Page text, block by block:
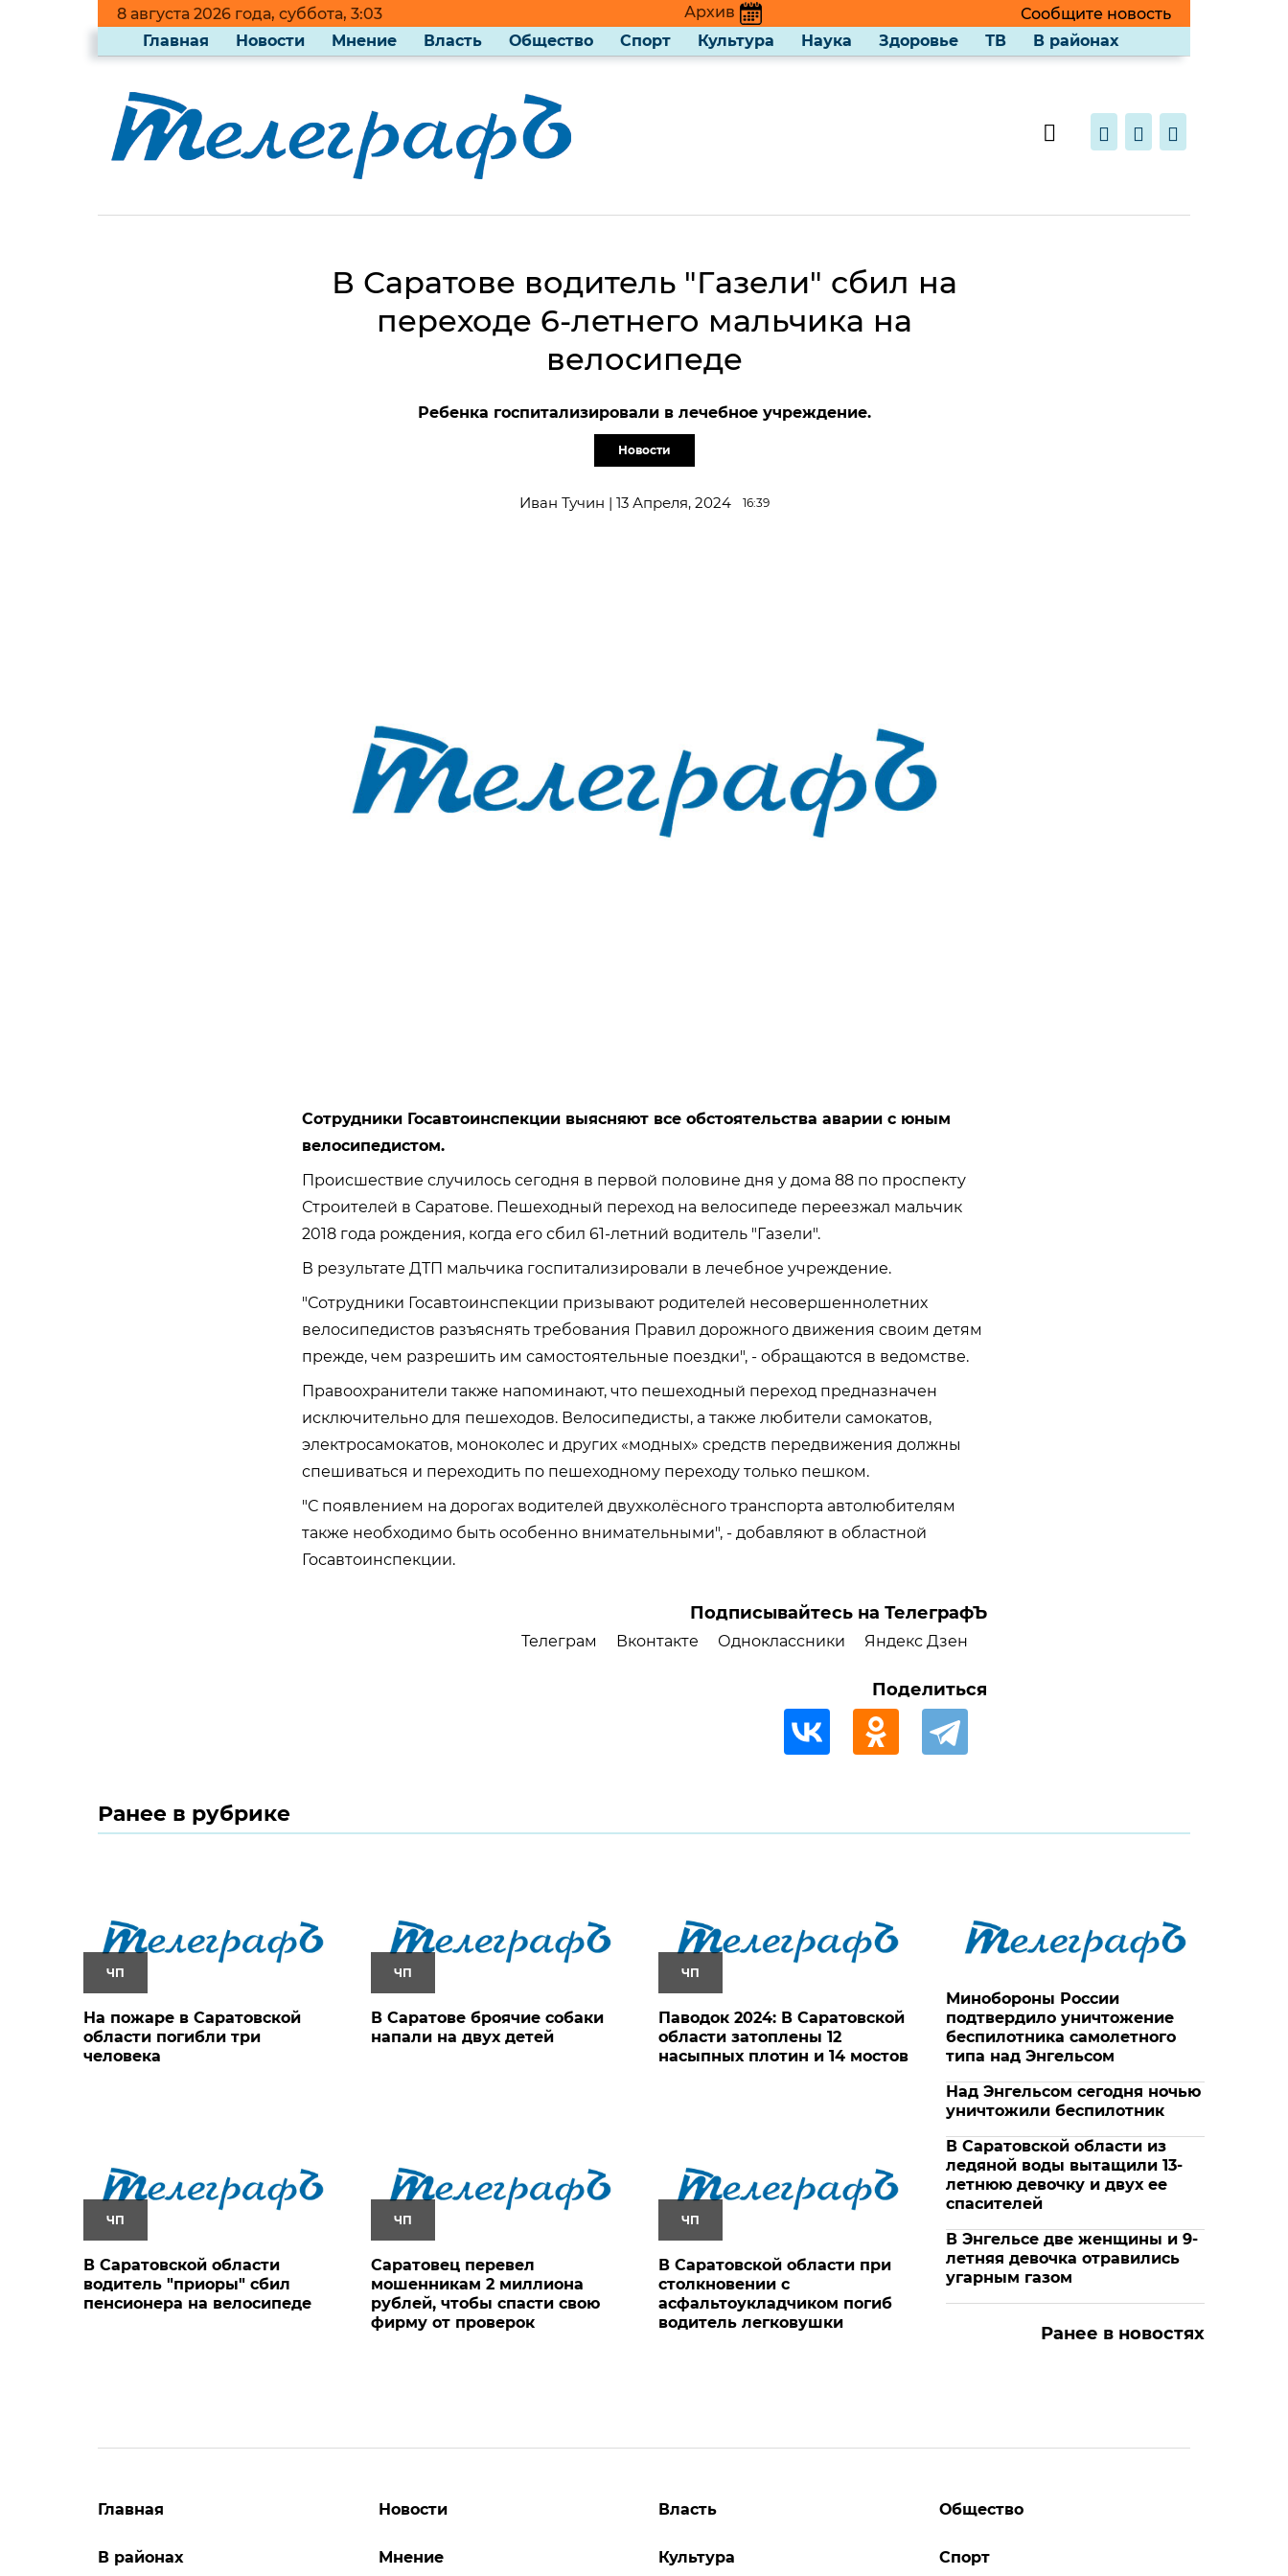
8 августа 2026 года, суббота, 3:03 Архив
Сообщите новость
Главная
Новости Мнение Власть Общество Спорт Культура Наука Здоровье ТВ В районах
В Саратове водитель "Газели" сбил на
переходе 6-летнего мальчика на
велосипеде
Ребенка госпитализировали в лечебное учреждение.
Новости
Иван Тучин | 13 Апреля, 2024 16:39
Сотрудники Госавтоинспекции выясняют все обстоятельства аварии с юным
велосипедистом.
Происшествие случилось сегодня в первой половине дня у дома 88 по проспекту
Строителей в Саратове. Пешеходный переход на велосипеде переезжал мальчик
2018 года рождения, когда его сбил 61-летний водитель "Газели".
В результате ДТП мальчика госпитализировали в лечебное учреждение.
"Сотрудники Госавтоинспекции призывают родителей несовершеннолетних
велосипедистов разъяснять требования Правил дорожного движения своим детям
прежде, чем разрешить им самостоятельные поездки", - обращаются в ведомстве.
Правоохранители также напоминают, что пешеходный переход предназначен
исключительно для пешеходов. Велосипедисты, а также любители самокатов,
электросамокатов, моноколес и других «модных» средств передвижения должны
спешиваться и переходить по пешеходному переходу только пешком.
"С появлением на дорогах водителей двухколёсного транспорта автолюбителям
также необходимо быть особенно внимательными", - добавляют в областной
Госавтоинспекции.
Подписывайтесь на ТелеграфЪ
Телеграм Вконтакте Одноклассники Яндекс Дзен
Поделиться
Ранее в рубрике
ЧП
На пожаре в Саратовской
области погибли три
человека
ЧП
В Саратове броячие собаки
напали на двух детей
ЧП
Паводок 2024: В Саратовской
области затоплены 12
насыпных плотин и 14 мостов
ЧП
В Саратовской области
водитель "приоры" сбил
пенсионера на велосипеде
ЧП
Саратовец перевел
мошенникам 2 миллиона
рублей, чтобы спасти свою
фирму от проверок
ЧП
В Саратовской области при
столкновении с
асфальтоукладчиком погиб
водитель легковушки
Минобороны России
подтвердило уничтожение
беспилотника самолетного
типа над Энгельсом
Над Энгельсом сегодня ночью
уничтожили беспилотник
В Саратовской области из
ледяной воды вытащили 13-
летнюю девочку и двух ее
спасителей
В Энгельсе две женщины и 9-
летняя девочка отравились
угарным газом
Ранее в новостях
Главная
В районах
Новости
Мнение
Власть
Культура
Общество
Спорт